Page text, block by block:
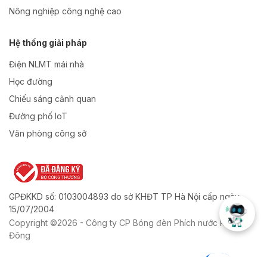
Nông nghiệp công nghệ cao
Hệ thống giải pháp
Điện NLMT mái nhà
Học đường
Chiếu sáng cảnh quan
Đường phố IoT
Văn phòng công sở
GPĐKKD số: 0103004893 do sở KHĐT TP Hà Nội cấp ngày
15/07/2004
Copyright ©2026 - Công ty CP Bóng đèn Phích nước Rạng
Đông